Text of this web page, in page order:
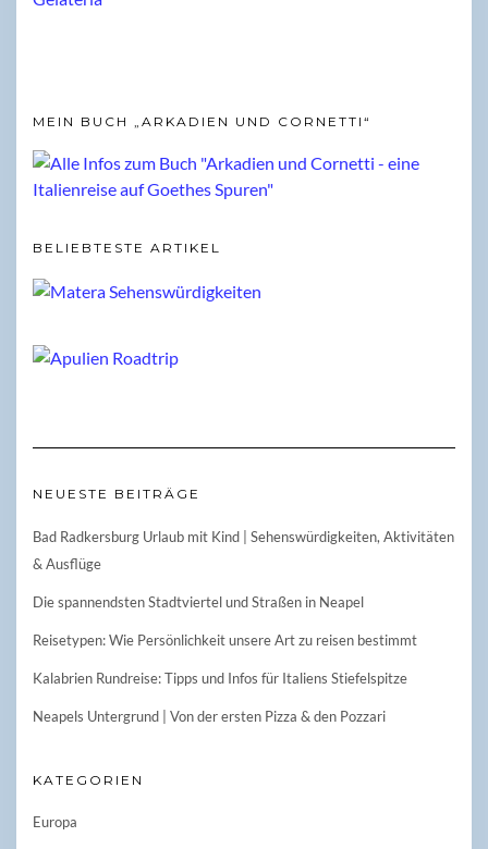
MEIN BUCH „ARKADIEN UND CORNETTI“
BELIEBTESTE ARTIKEL
NEUESTE BEITRÄGE
Bad Radkersburg Urlaub mit Kind | Sehenswürdigkeiten, Aktivitäten
& Ausflüge
Die spannendsten Stadtviertel und Straßen in Neapel
Reisetypen: Wie Persönlichkeit unsere Art zu reisen bestimmt
Kalabrien Rundreise: Tipps und Infos für Italiens Stiefelspitze
Neapels Untergrund | Von der ersten Pizza & den Pozzari
KATEGORIEN
Europa